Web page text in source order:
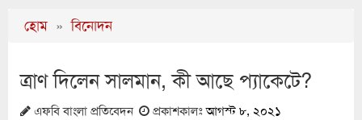
হোম » বিনোদন
ত্রাণ দিলেন সালমান, কী আছে প্যাকেটে?
এফবি বাংলা প্রতিবেদন প্রকাশকালঃআগস্ট ৮, ২০২১